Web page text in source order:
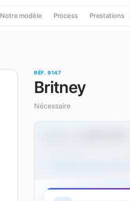
Notre modèle Process Prestations
RÉF. 9147
Britney
Nécessaire